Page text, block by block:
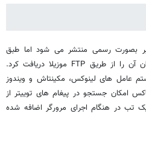
از امروز 8 نوامبر بصورت رسمی منتشر می شود اما طبق
معمول قبل از انتشار رسمی می توان آن را از طریق FTP موزیلا دریافت کرد.
سیستم عامل های لینوکس، مکینتاش و ویندوز
است. در نسخه 8 فایرفاکس امکان جستجو در پیغام های توییتر از
تب در هنگام اجرای مرورگر اضافه شده